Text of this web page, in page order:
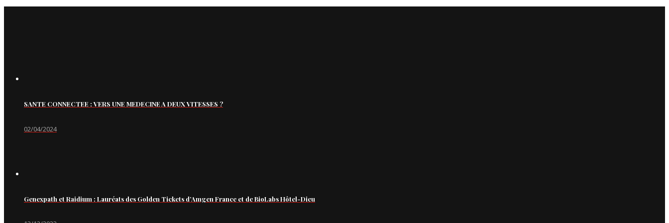
SANTE CONNECTEE : VERS UNE MEDECINE A DEUX VITESSES ?
02/04/2024
Genexpath et Raidium : Lauréats des Golden Tickets d’Amgen France et de BioLabs Hôtel-Dieu